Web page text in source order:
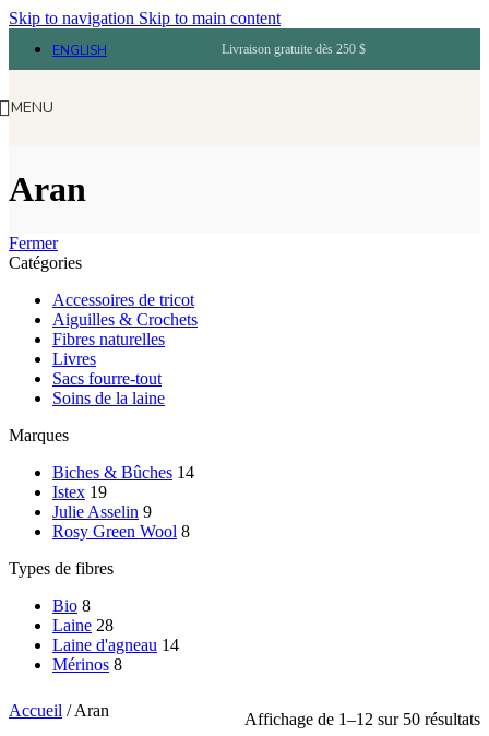
Skip to navigation Skip to main content
ENGLISH Livraison gratuite dès 250 $
MENU
Aran
Fermer
Catégories
Accessoires de tricot
Aiguilles & Crochets
Fibres naturelles
Livres
Sacs fourre-tout
Soins de la laine
Marques
Biches & Bûches 14
Istex 19
Julie Asselin 9
Rosy Green Wool 8
Types de fibres
Bio 8
Laine 28
Laine d'agneau 14
Mérinos 8
Accueil /Aran Affichage de 1–12 sur 50 résultats